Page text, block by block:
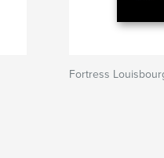
Fortress